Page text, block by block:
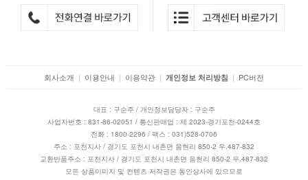
회사소개 | 이용안내 | 이용약관 | 개인정보 처리방침 | PC버전
대표 : 구순주 / 개인정보담당자 : 구순주
사업자번호 : 831-86-02051 / 통신판매업 : 제 2023-경기포천-0244호
전화 : 1800-2296 / 팩스 : 031)528-0706
주소 : 포천지사 / 경기도 포천시 내촌면 음현리 850-2 우.487-832
교환반품주소 : 포천지사 / 경기도 포천시 내촌면 음현리 850-2 우.487-832
모든 상품이미지 및 컨텐츠 저작권은 동인상사에 있으므로